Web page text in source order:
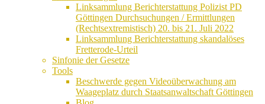
Linksammlung Berichterstattung Polizist PD
Göttingen Durchsuchungen / Ermittlungen
(Rechtsextremistisch) 20. bis 21. Juli 2022
Linksammlung Berichterstattung skandalöses
Fretterode-Urteil
Sinfonie der Gesetze
Tools
Beschwerde gegen Videoüberwachung am
Waageplatz durch Staatsanwaltschaft Göttingen